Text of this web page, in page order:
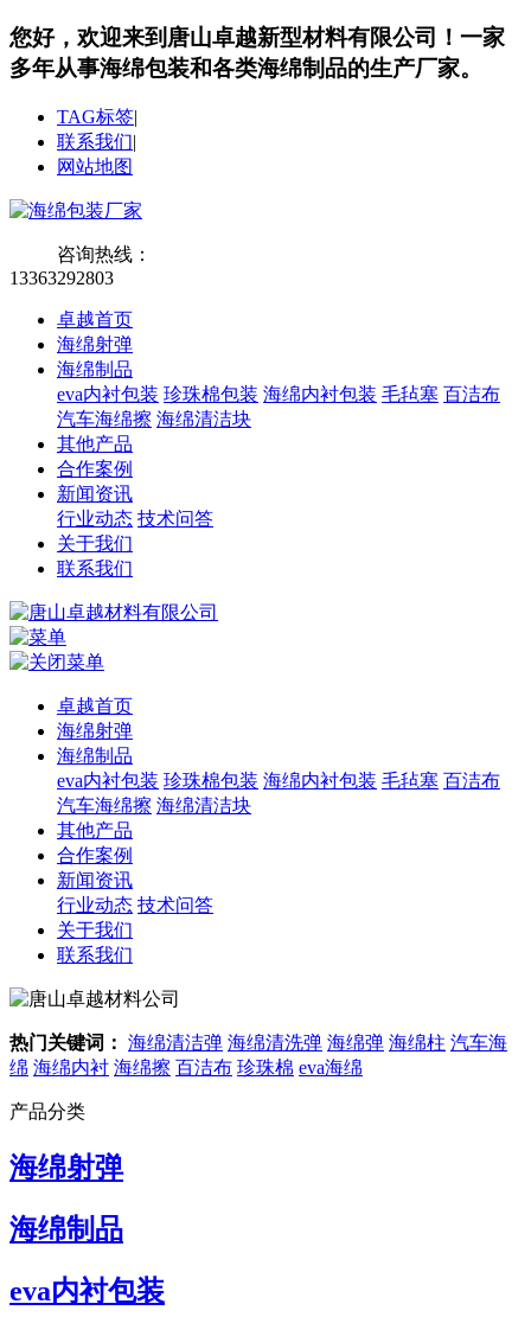
您好，欢迎来到唐山卓越新型材料有限公司！ 一家
多年从事海绵包装和各类海绵制品的生产厂家。
TAG标签|
联系我们|
网站地图
咨询热线：
13363292803
卓越首页
海绵射弹
海绵制品
eva内衬包装 珍珠棉包装 海绵内衬包装 毛毡塞 百洁布
汽车海绵擦 海绵清洁块
其他产品
合作案例
新闻资讯
行业动态 技术问答
关于我们
联系我们
卓越首页
海绵射弹
海绵制品
eva内衬包装 珍珠棉包装 海绵内衬包装 毛毡塞 百洁布
汽车海绵擦 海绵清洁块
其他产品
合作案例
新闻资讯
行业动态 技术问答
关于我们
联系我们
热门关键词： 海绵清洁弹 海绵清洗弹 海绵弹 海绵柱 汽车海
绵 海绵内衬 海绵擦 百洁布 珍珠棉 eva海绵
产品分类
海绵射弹
海绵制品
eva内衬包装